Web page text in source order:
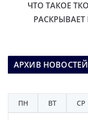
ЧТО ТАКОЕ
АРХИВ НОВОСТЕЙ
ПН
ВТ СР